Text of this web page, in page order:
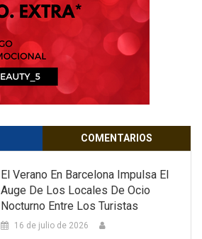
COMENTARIOS
El Verano En Barcelona Impulsa El
Auge De Los Locales De Ocio
Nocturno Entre Los Turistas
16 de julio de 2026